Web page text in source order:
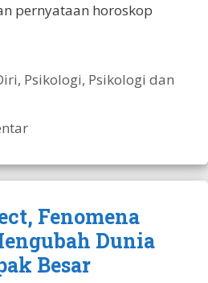
pernyataan horoskop
, Psikologi, Psikologi dan
Fenomena
Dunia
Besar